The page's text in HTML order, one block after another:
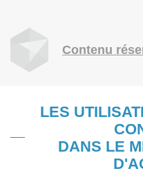
Contenu
LES
DANS LE